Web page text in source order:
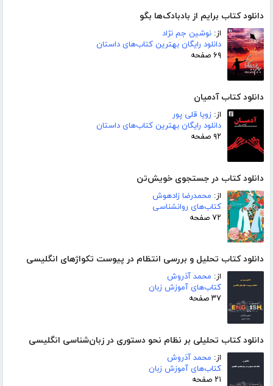
دانلود کتاب برایم از بادبادک‌ها بگو
از: نوشین جم نژاد
دانلود رایگان بهترین کتاب‌های داستان
۶۹ صفحه
دانلود کتاب آدمیان
از: زویا قلی پور
دانلود رایگان بهترین کتاب‌های داستان
۹۲ صفحه
دانلود کتاب در جستجوی خویش‌تن
از: محمدرضا زادهوش
کتاب‌های روانشناسی
۷۲ صفحه
دانلود کتاب تحلیل و بررسی انتظام در پیوست تکواژهای انگلیسی
از: محمد آذروش
کتاب‌های آموزش زبان
۳۷ صفحه
دانلود کتاب تحلیلی بر نظام نحو دستوری در زبان‌شناسی انگلیسی
از: محمد آذروش
کتاب‌های آموزش زبان
۲۱ صفحه